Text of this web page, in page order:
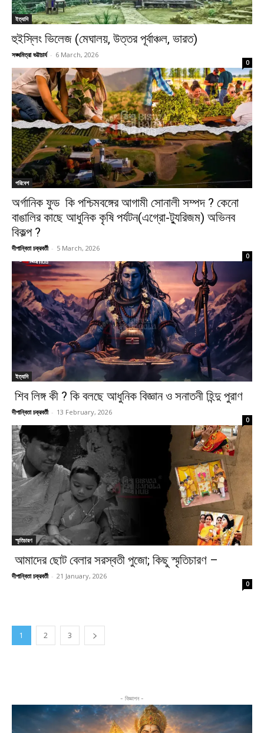
ইত্যাদি
হুইস্লিং ভিলেজ (মেঘালয়, উত্তর পূর্বাঞ্চল, ভারত)
সঙ্ঘমিত্রা ভট্টাচার্য - 6 March, 2026
0
পরিবেশ
অর্গানিক ফুড কি পশ্চিমবঙ্গের আগামী সোনালী সম্পদ ? কেনো
বাঙালির কাছে আধুনিক কৃষি পর্যটন(এগ্রো-ট্যুরিজম) অভিনব
বিকল্প ?
দীপান্বিতা চক্রবর্তী - 5 March, 2026
0
ইত্যাদি
শিব লিঙ্গ কী ? কি বলছে আধুনিক বিজ্ঞান ও সনাতনী হিন্দু পুরাণ
দীপান্বিতা চক্রবর্তী - 13 February, 2026
0
স্মৃতিচারণ
আমাদের ছোট বেলার সরস্বতী পুজো; কিছু স্মৃতিচারণ –
দীপান্বিতা চক্রবর্তী - 21 January, 2026
0
1 2 3
- বিজ্ঞাপন -